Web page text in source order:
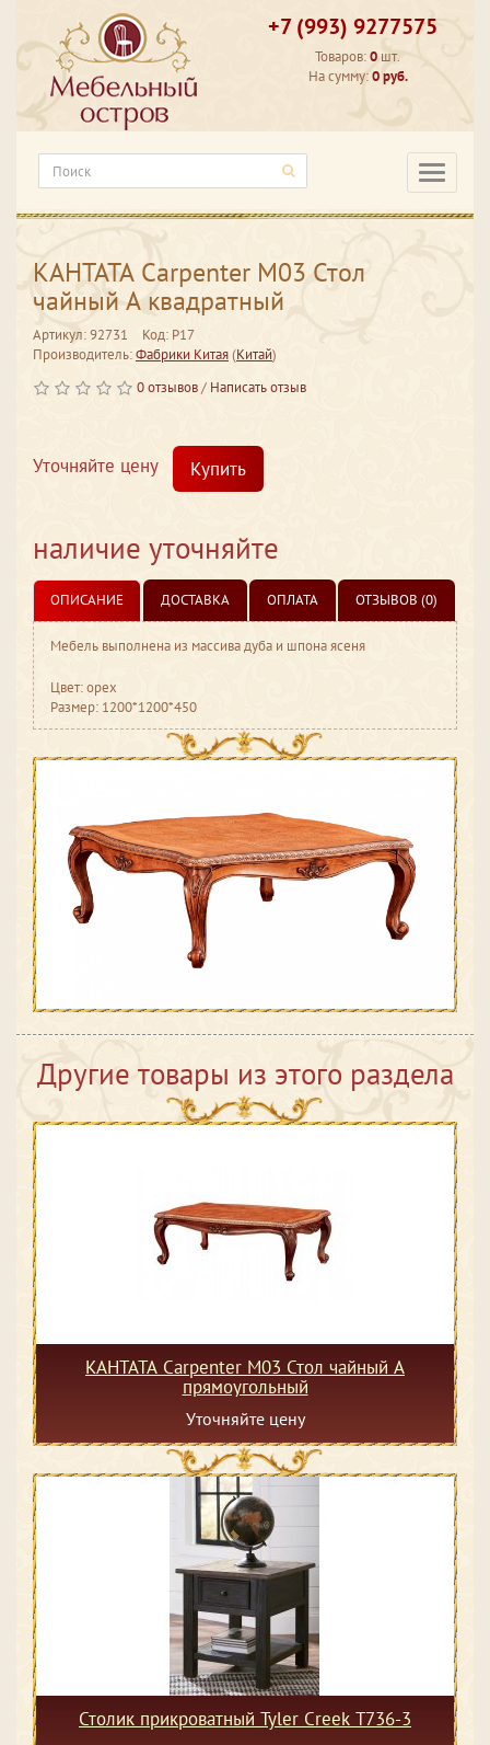
+7 (993) 9277575
Товаров:0 шт.
На сумму:0 руб.
КАНТАТА Carpenter M03 Стол
чайный А квадратный
Артикул: 92731
Код: Р17
Производитель:Фабрики Китая(Китай)
0 отзывов/ Написать отзыв
Уточняйте цену Купить
наличие уточняйте
ОПИСАНИЕ ДОСТАВКА ОПЛАТА ОТЗЫВОВ (0)
Мебель выполнена из массива дуба и шпона ясеня
Цвет: орех
Размер: 1200*1200*450
Другие товары из этого раздела
КАНТАТА Carpenter M03 Стол чайный А
прямоугольный
Уточняйте цену
Столик прикроватный Tyler Creek T736-3